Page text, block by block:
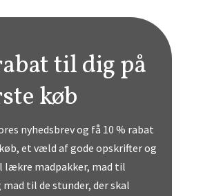
til dig på
køb
nyhedsbrev og få 10 % rabat
et væld af gode opskrifter og
madpakker, mad til
mad til de stunder, der skal